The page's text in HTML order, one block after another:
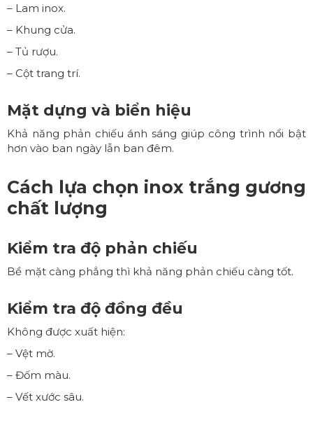
– Lam inox.
– Khung cửa.
– Tủ rượu.
– Cột trang trí.
Mặt dựng và biển hiệu
Khả năng phản chiếu ánh sáng giúp công trình nổi bật
hơn vào ban ngày lẫn ban đêm.
Cách lựa chọn inox trắng gương
chất lượng
Kiểm tra độ phản chiếu
Bề mặt càng phẳng thì khả năng phản chiếu càng tốt.
Kiểm tra độ đồng đều
Không được xuất hiện:
– Vệt mờ.
– Đốm màu.
– Vết xước sâu.